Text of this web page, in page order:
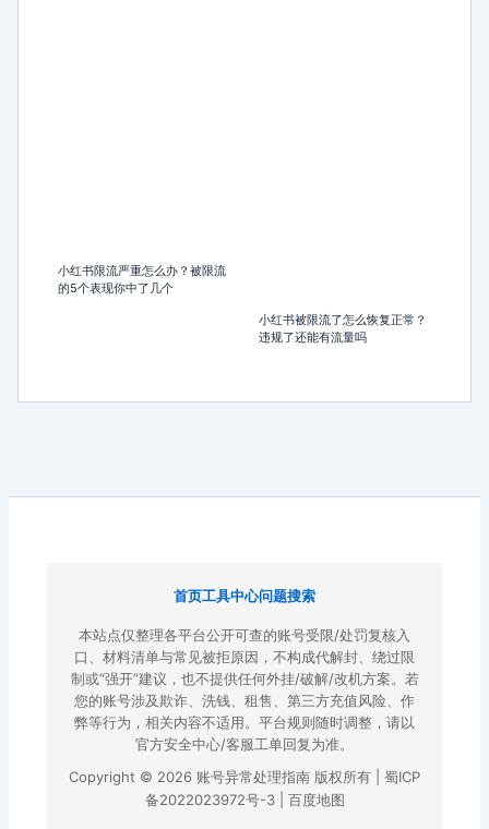
小红书限流严重怎么办？被限流
的5个表现你中了几个
小红书被限流了怎么恢复正常？
违规了还能有流量吗
首页工具中心问题搜索
本站点仅整理各平台公开可查的账号受限/处罚复核入
口、材料清单与常见被拒原因，不构成代解封、绕过限
制或“强开”建议，也不提供任何外挂/破解/改机方案。若
您的账号涉及欺诈、洗钱、租售、第三方充值风险、作
弊等行为，相关内容不适用。平台规则随时调整，请以
官方安全中心/客服工单回复为准。
Copyright © 2026 账号异常处理指南 版权所有 | 蜀ICP
备2022023972号-3| 百度地图